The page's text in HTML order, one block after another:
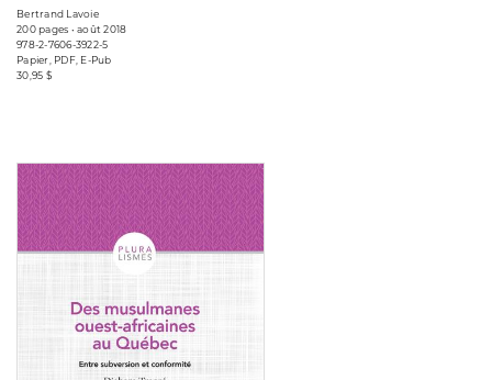
Bertrand Lavoie
200 pages • août 2018
978-2-7606-3922-5
Papier, PDF, E-Pub
30,95 $